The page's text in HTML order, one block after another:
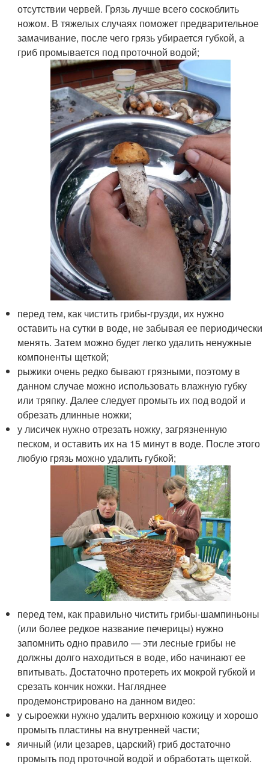
отсутствии червей. Грязь лучше всего соскоблить
ножом. В тяжелых случаях поможет предварительное
замачивание, после чего грязь убирается губкой, а
гриб промывается под проточной водой;
перед тем, как чистить грибы-грузди, их нужно
оставить на сутки в воде, не забывая ее периодически
менять. Затем можно будет легко удалить ненужные
компоненты щеткой;
рыжики очень редко бывают грязными, поэтому в
данном случае можно использовать влажную губку
или тряпку. Далее следует промыть их под водой и
обрезать длинные ножки;
у лисичек нужно отрезать ножку, загрязненную
песком, и оставить их на 15 минут в воде. После этого
любую грязь можно удалить губкой;
перед тем, как правильно чистить грибы-шампиньоны
(или более редкое название печерицы) нужно
запомнить одно правило — эти лесные грибы не
должны долго находиться в воде, ибо начинают ее
впитывать. Достаточно протереть их мокрой губкой и
срезать кончик ножки. Нагляднее
продемонстрировано на данном видео:
у сыроежки нужно удалить верхнюю кожицу и хорошо
промыть пластины на внутренней части;
яичный (или цезарев, царский) гриб достаточно
промыть под проточной водой и обработать щеткой.